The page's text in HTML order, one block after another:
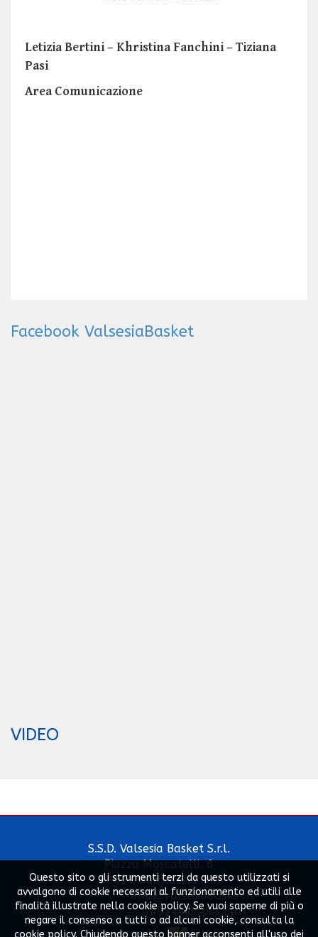
Letizia Bertini – Khristina Fanchini – Tiziana
Pasi
Area Comunicazione
Facebook ValsesiaBasket
VIDEO
S.S.D. Valsesia Basket S.r.l.
Piazza Moscatelli, 6
13011 Borgosesia (Vc)
info@valsesiabasket.it
000344@spes.fip.it
Powered by
SLYVI.
Questo sito o gli strumenti terzi da questo utilizzati si
avvalgono di cookie necessari al funzionamento ed utili alle
finalità illustrate nella cookie policy. Se vuoi saperne di più o
negare il consenso a tutti o ad alcuni cookie, consulta la
cookie policy. Chiudendo questo banner acconsenti all'uso dei